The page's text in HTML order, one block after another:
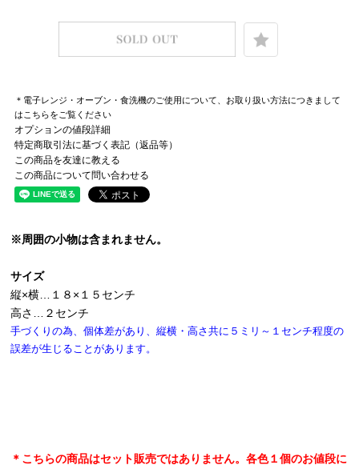
＊電子レンジ・オーブン・食洗機のご使用について、お取り扱い方法につきまして
はこちらをご覧ください
オプションの値段詳細
特定商取引法に基づく表記（返品等）
この商品を友達に教える
この商品について問い合わせる
※周囲の小物は含まれません。
サイズ
縦×横…１８×１５センチ
高さ…２センチ
手づくりの為、個体差があり、縦横・高さ共に５ミリ～１センチ程度の
誤差が生じることがあります。
＊こちらの商品はセット販売ではありません。各色１個のお値段に